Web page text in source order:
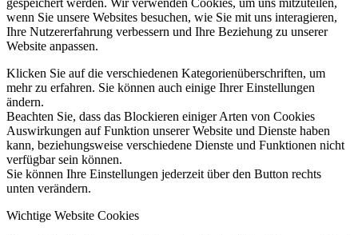
gespeichert werden. Wir verwenden Cookies, um uns mitzuteilen,
wenn Sie unsere Websites besuchen, wie Sie mit uns interagieren,
Ihre Nutzererfahrung verbessern und Ihre Beziehung zu unserer
Website anpassen.
Klicken Sie auf die verschiedenen Kategorienüberschriften, um
mehr zu erfahren. Sie können auch einige Ihrer Einstellungen
ändern.
Beachten Sie, dass das Blockieren einiger Arten von Cookies
Auswirkungen auf Funktion unserer Website und Dienste haben
kann, beziehungsweise verschiedene Dienste und Funktionen nicht
verfügbar sein können.
Sie können Ihre Einstellungen jederzeit über den Button rechts
unten verändern.
Wichtige Website Cookies